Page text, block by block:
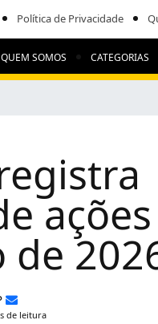
Política de Privacidade
QUEM SOMOS CATEGORIAS
de
de leitura